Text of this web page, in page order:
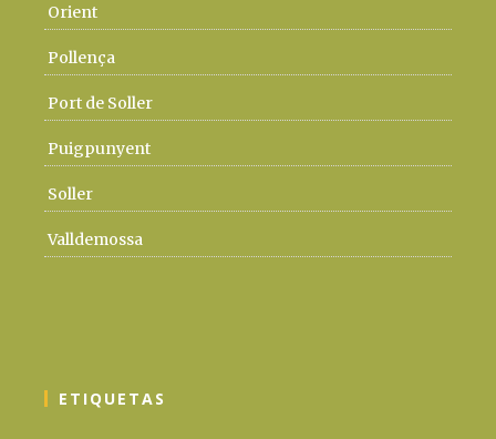
Orient
Pollença
Port de Soller
Puigpunyent
Soller
Valldemossa
ETIQUETAS